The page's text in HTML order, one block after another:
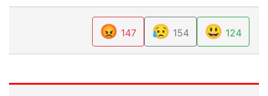
124
😃
154
😥
147
😡